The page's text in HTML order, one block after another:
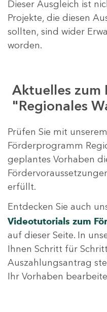
Dieser Ausgleich ist
Projekte, die diesen
sollten, sind wider
worden.
Aktuelles zum
"Regionales
Prüfen Sie mit unserem
Förderprogramm
geplantes Vorhaben
erfüllt.
Entdecken Sie auch
Videotutorials zum
auf dieser Seite. In
Ihnen Schritt für
Auszahlungsantrag
Ihr Vorhaben